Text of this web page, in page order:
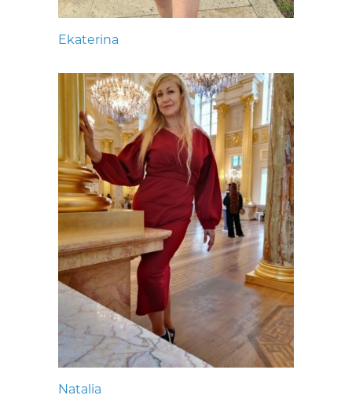
Ekaterina
Natalia